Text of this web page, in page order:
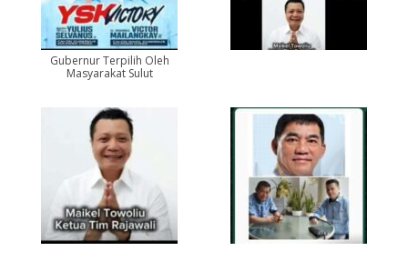
Gubernur Terpilih Oleh
Masyarakat Sulut